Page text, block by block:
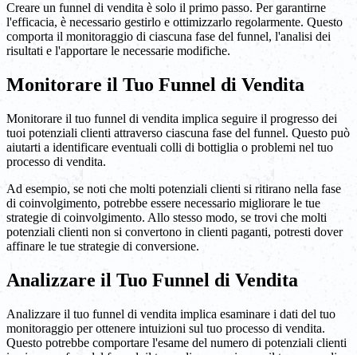
Creare un funnel di vendita è solo il primo passo. Per garantirne
l'efficacia, è necessario gestirlo e ottimizzarlo regolarmente. Questo
comporta il monitoraggio di ciascuna fase del funnel, l'analisi dei
risultati e l'apportare le necessarie modifiche.
Monitorare il Tuo Funnel di Vendita
Monitorare il tuo funnel di vendita implica seguire il progresso dei
tuoi potenziali clienti attraverso ciascuna fase del funnel. Questo può
aiutarti a identificare eventuali colli di bottiglia o problemi nel tuo
processo di vendita.
Ad esempio, se noti che molti potenziali clienti si ritirano nella fase
di coinvolgimento, potrebbe essere necessario migliorare le tue
strategie di coinvolgimento. Allo stesso modo, se trovi che molti
potenziali clienti non si convertono in clienti paganti, potresti dover
affinare le tue strategie di conversione.
Analizzare il Tuo Funnel di Vendita
Analizzare il tuo funnel di vendita implica esaminare i dati del tuo
monitoraggio per ottenere intuizioni sul tuo processo di vendita.
Questo potrebbe comportare l'esame del numero di potenziali clienti